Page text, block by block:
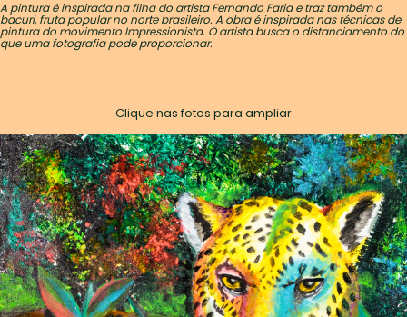
A pintura é inspirada na filha do artista Fernando Faria e traz também o
bacuri, fruta popular no norte brasileiro. A obra é inspirada nas técnicas de
pintura do movimento Impressionista. O artista busca o distanciamento do
que uma fotografia pode proporcionar.
Clique nas fotos para ampliar